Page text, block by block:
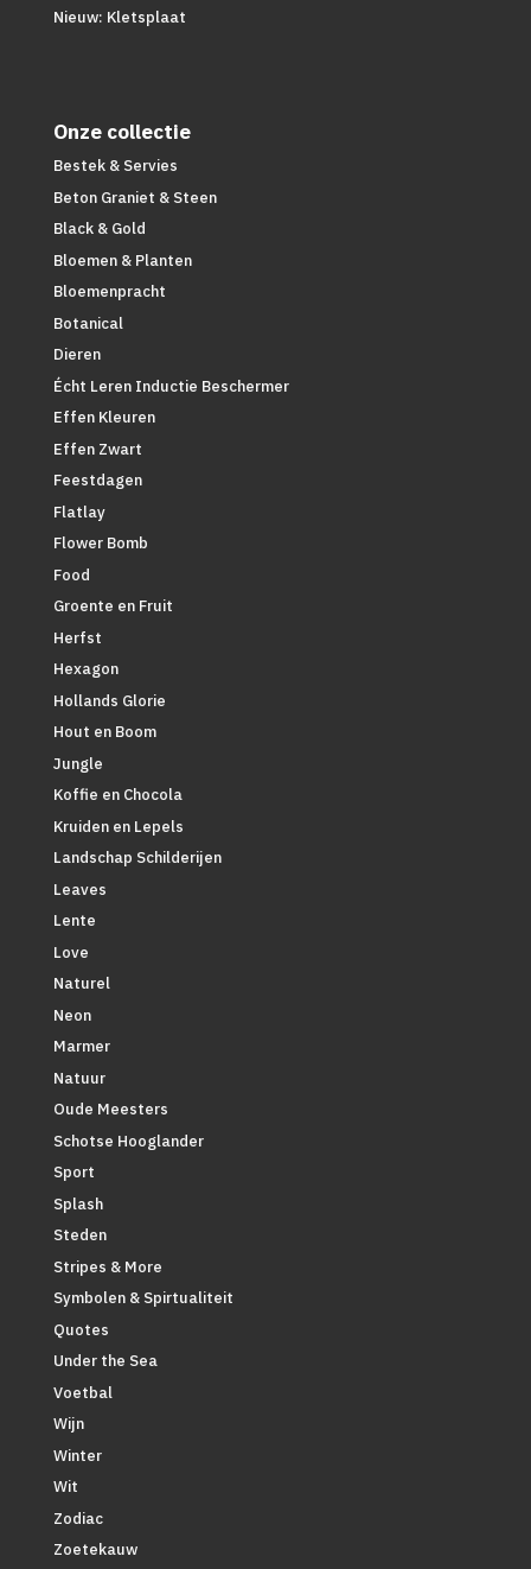
Nieuw: Kletsplaat
Onze collectie
Bestek & Servies
Beton Graniet & Steen
Black & Gold
Bloemen & Planten
Bloemenpracht
Botanical
Dieren
Écht Leren Inductie Beschermer
Effen Kleuren
Effen Zwart
Feestdagen
Flatlay
Flower Bomb
Food
Groente en Fruit
Herfst
Hexagon
Hollands Glorie
Hout en Boom
Jungle
Koffie en Chocola
Kruiden en Lepels
Landschap Schilderijen
Leaves
Lente
Love
Naturel
Neon
Marmer
Natuur
Oude Meesters
Schotse Hooglander
Sport
Splash
Steden
Stripes & More
Symbolen & Spirtualiteit
Quotes
Under the Sea
Voetbal
Wijn
Winter
Wit
Zodiac
Zoetekauw